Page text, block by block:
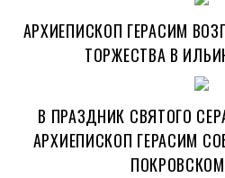
АРХИЕПИСКОП ГЕРАСИМ
ТОРЖЕСТВА В
В ПРАЗДНИК СВЯТОГО
АРХИЕПИСКОП ГЕРАСИМ